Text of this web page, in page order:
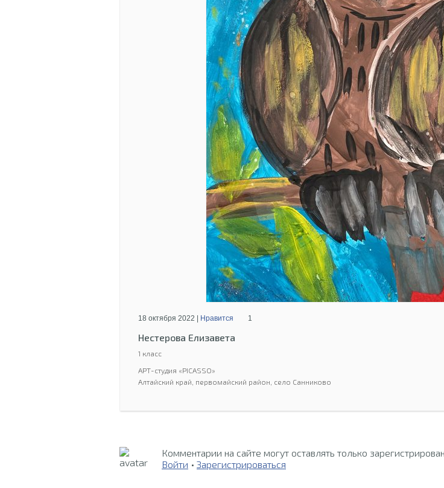
18 октября 2022 | Нравится 1
Нестерова Елизавета
1 класс
АРТ-студия «PICASSO»
Алтайский край, первомайский район, село Санниково
Комментарии на сайте могут оставлять только
Войти • Зарегистрироваться